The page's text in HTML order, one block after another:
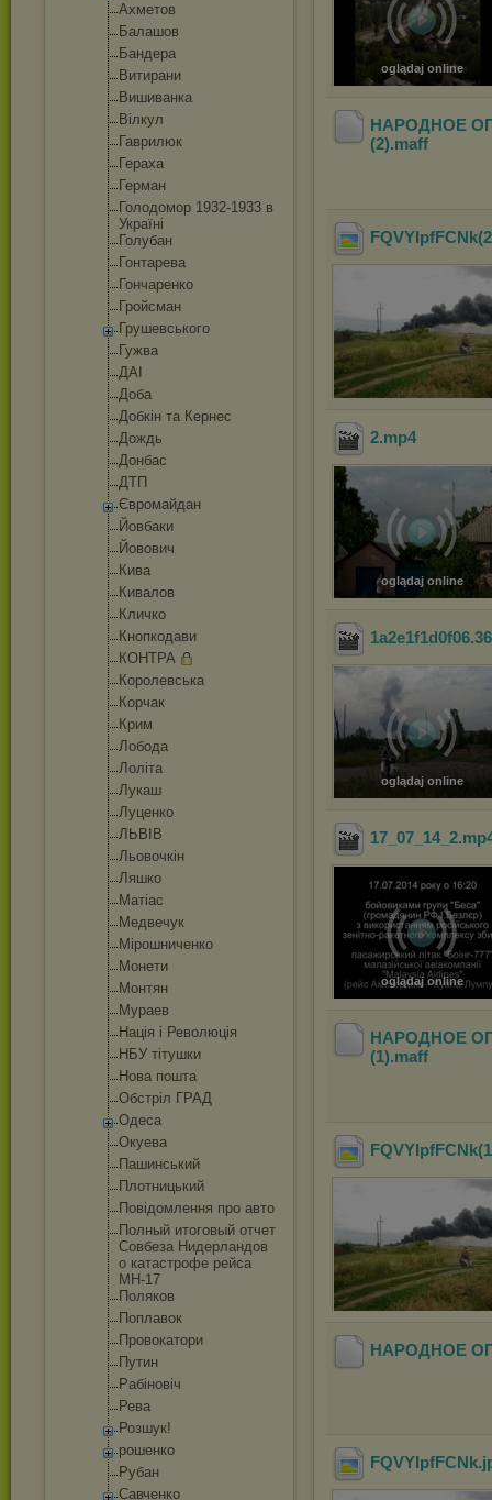
Ахметов
Балашов
Бандера
Витирани
Вишиванка
Вілкул
Гаврилюк
Гераха
Герман
Голодомор 1932-1933 в
Україні
Голубан
Гонтарева
Гончаренко
Гройсман
Грушевського
Гужва
ДАІ
Доба
Добкін та Кернес
Дождь
Донбас
ДТП
Євромайдан
Йовбаки
Йовович
Кива
Кивалов
Кличко
Кнопкодави
КОНТРА
Королевська
Корчак
Крим
Лобода
Лоліта
Лукаш
Луценко
ЛЬВІВ
Льовочкін
Ляшко
Матіас
Медвечук
Мірошниченко
Монети
Монтян
Мураев
Нація і Революція
НБУ тітушки
Нова пошта
Обстріл ГРАД
Одеса
Окуева
Пашинський
Плотницький
Повідомлення про авто
Полный итоговый отчет
Совбеза Нидерландов
о катастрофе рейса
MH-17
Поляков
Поплавок
Провокатори
Путин
Рабіновіч
Рева
Розшук!
рошенко
Рубан
Савченко
oglądaj online
НАРОДНОЕ
(2).maff
2.mp4
oglądaj online
oglądaj online
17_07_14_2
oglądaj online
НАРОДНОЕ
(1).maff
НАРОДНОЕ
FQVYIpfFCNk